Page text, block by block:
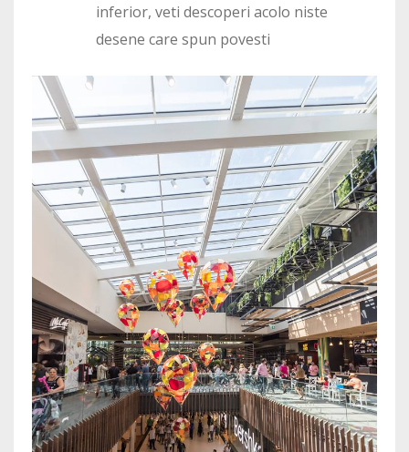
inferior, veti descoperi acolo niste
desene care spun povesti